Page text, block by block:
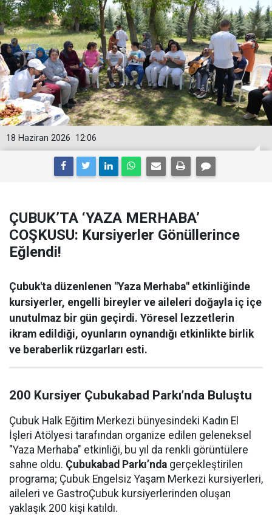
12:06
18 Haziran 2026
ÇUBUK’TA ‘YAZA MERHABA’
COŞKUSU: Kursiyerler Gönüllerince
Eğlendi!
Çubuk'ta düzenlenen "Yaza Merhaba" etkinliğinde
kursiyerler, engelli bireyler ve aileleri doğayla iç içe
unutulmaz bir gün geçirdi. Yöresel lezzetlerin
ikram edildiği, oyunların oynandığı etkinlikte birlik
ve beraberlik rüzgarları esti.
200 Kursiyer Çubukabad Parkı’nda Buluştu
Çubuk Halk Eğitim Merkezi bünyesindeki Kadın El
İşleri Atölyesi tarafından organize edilen geleneksel
"Yaza Merhaba" etkinliği, bu yıl da renkli görüntülere
sahne oldu. Çubukabad Parkı’nda gerçekleştirilen
programa; Çubuk Engelsiz Yaşam Merkezi kursiyerleri,
aileleri ve GastroÇubuk kursiyerlerinden oluşan
yaklaşık 200 kişi katıldı.